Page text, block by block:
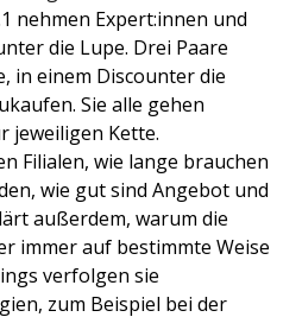
nehmen Expert:innen und
die Lupe. Drei Paare
in einem Discounter die
Sie alle gehen
jeweiligen Kette.
Filialen, wie lange brauchen
wie gut sind Angebot und
außerdem, warum die
immer auf bestimmte Weise
verfolgen sie
zum Beispiel bei der